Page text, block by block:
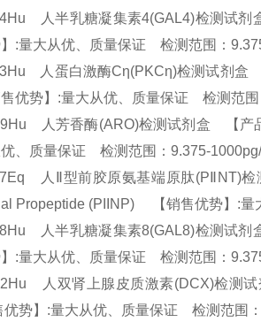
人半乳糖凝集素4(GAL4)检测试
:量大从优、质量保证 检测范围：
人蛋白激酶Cη(PKCη)检测试剂盒
优势】:量大从优、质量保证 检测范
人芳香酶(ARO)检测试剂盒 【产
、质量保证 检测范围：9.375-
人Ⅱ型前胶原氨基端原肽(PⅡNT)
Propeptide (PIINP) 【销售优势】:
人半乳糖凝集素8(GAL8)检测试
:量大从优、质量保证 检测范围：
人双肾上腺皮质激素(DCX)检测
势】:量大从优、质量保证 检测范围